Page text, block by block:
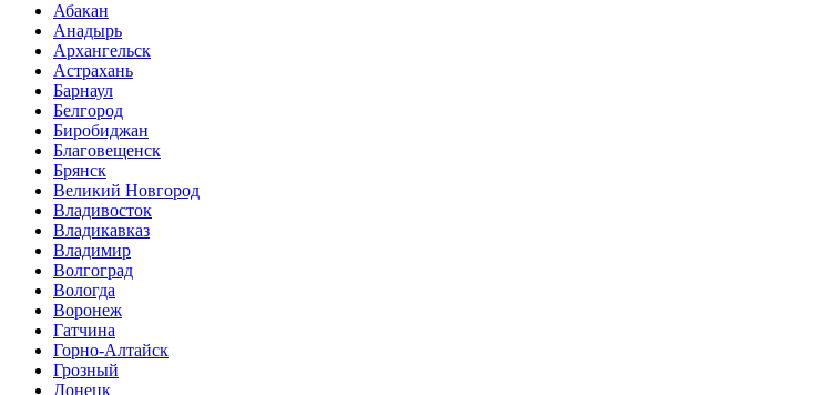
Абакан
Анадырь
Архангельск
Астрахань
Барнаул
Белгород
Биробиджан
Благовещенск
Брянск
Великий Новгород
Владивосток
Владикавказ
Владимир
Волгоград
Вологда
Воронеж
Гатчина
Горно-Алтайск
Грозный
Донецк